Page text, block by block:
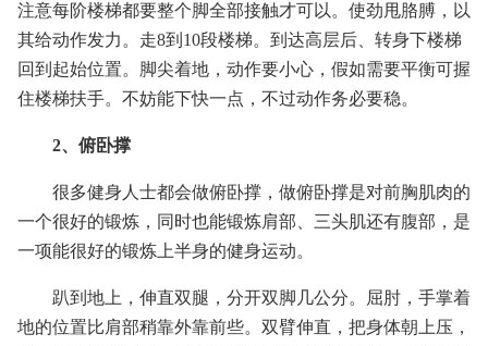
注意每阶楼梯都要整个脚全部接触才可以。使劲甩胳膊，以
其给动作发力。走8到10段楼梯。到达高层后、转身下楼梯
回到起始位置。脚尖着地，动作要小心，假如需要平衡可握
住楼梯扶手。不妨能下快一点，不过动作务必要稳。
2、俯卧撑
很多健身人士都会做俯卧撑，做俯卧撑是对前胸肌肉的
一个很好的锻炼，同时也能锻炼肩部、三头肌还有腹部，是
一项能很好的锻炼上半身的健身运动。
趴到地上，伸直双腿，分开双脚几公分。屈肘，手掌着
地的位置比肩部稍靠外靠前些。双臂伸直，把身体朝上压，